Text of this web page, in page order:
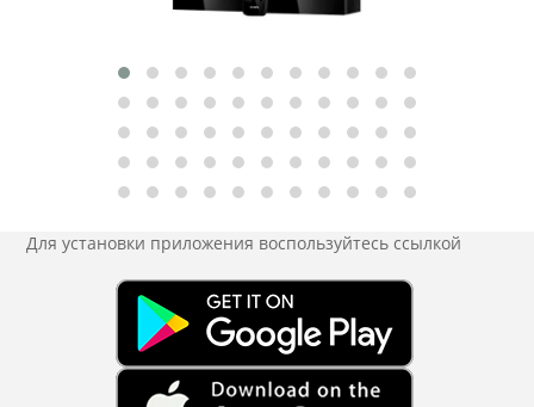
Для установки приложения воспользуйтесь ссылкой